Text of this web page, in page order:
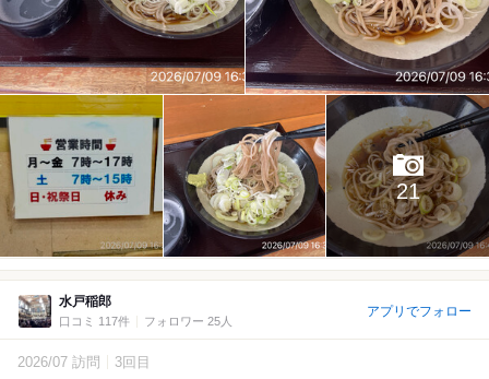
21
水戸稲郎
口コミ 117件 フォロワー 25人
アプリでフォロー
2026/07 訪問 3回目